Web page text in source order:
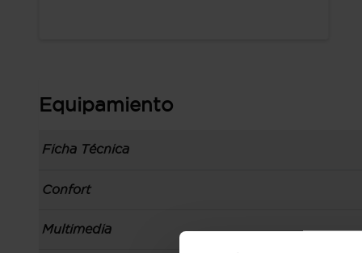
Equipamiento
Ficha Técnica
Información de la versión: número última lista
Carrocería tipo todoterreno con 5 puertas,
Confort
Toma/s de 12v en los asientos delanteros y los
Apertura a distancia del maletero con control
Multimedia